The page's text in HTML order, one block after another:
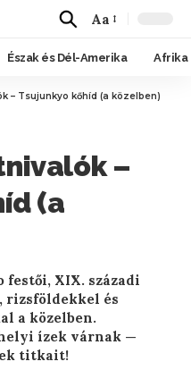
Aa
Észak és Dél-Amerika Afrika
– Tsujunkyo kőhíd (a közelben)
–
(a
festői, XIX. századi
rizsföldekkel és
a közelben.
ízek várnak —
titkait!